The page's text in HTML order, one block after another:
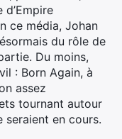
ce média, Johan
du rôle de
Du moins,
: Born Again, à
assez
tournant autour
seraient en cours.